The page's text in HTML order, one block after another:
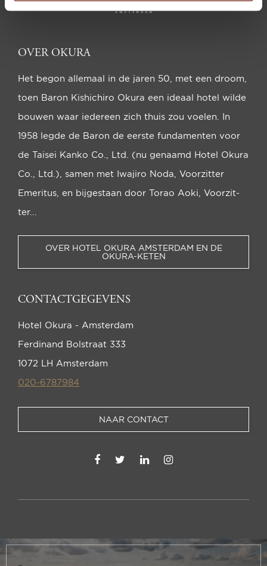
OVER OKURA
Het begon allemaal in de jaren 50, met een droom,
toen Baron Kishichiro Okura een ideaal hotel wilde
bou­wen waar iedereen zich thuis zou voelen. In
1958 legde de Baron de eerste funda­men­ten voor
de Taisei Kanko Co., Ltd. (nu genaamd Hotel Okura
Co., Ltd.), samen met Iwajiro Noda, Voorzitter
Emeritus, en bijgestaan door Torao Aoki, Voorzit­
ter...
OVER HOTEL OKURA AMSTERDAM EN DE
OKURA-KETEN
CONTACTGEGEVENS
Hotel Okura - Amsterdam
Ferdinand Bolstraat 333
1072 LH Amsterdam
020-6787984
NAAR CONTACT